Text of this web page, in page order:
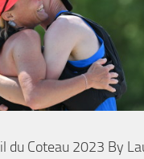
du Coteau 2023 By